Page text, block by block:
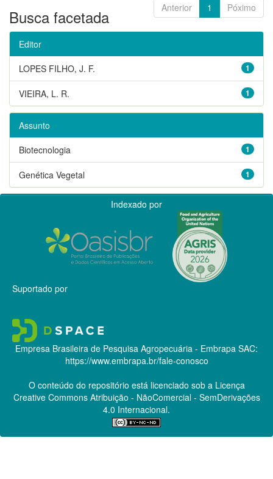
Anterior 1 Póximo
Busca facetada
Editor
1
LOPES FILHO, J. F.
1
VIEIRA, L. R.
Assunto
1
Biotecnologia
1
Genética Vegetal
Indexado por
Suportado por
Empresa Brasileira de Pesquisa Agropecuária - Embrapa SAC:
https://www.embrapa.br/fale-conosco
O conteúdo do repositório está licenciado sob a Licença
Creative CommonsAtribuição - NãoComercial - SemDerivações
4.0 Internacional.